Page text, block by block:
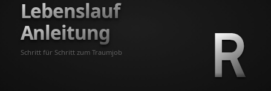
Mehr dazu in unserem Artikel über die
Fehler.
Lebenslauf erstellen: Schritt-für-Schritt-
Zusammenfassung